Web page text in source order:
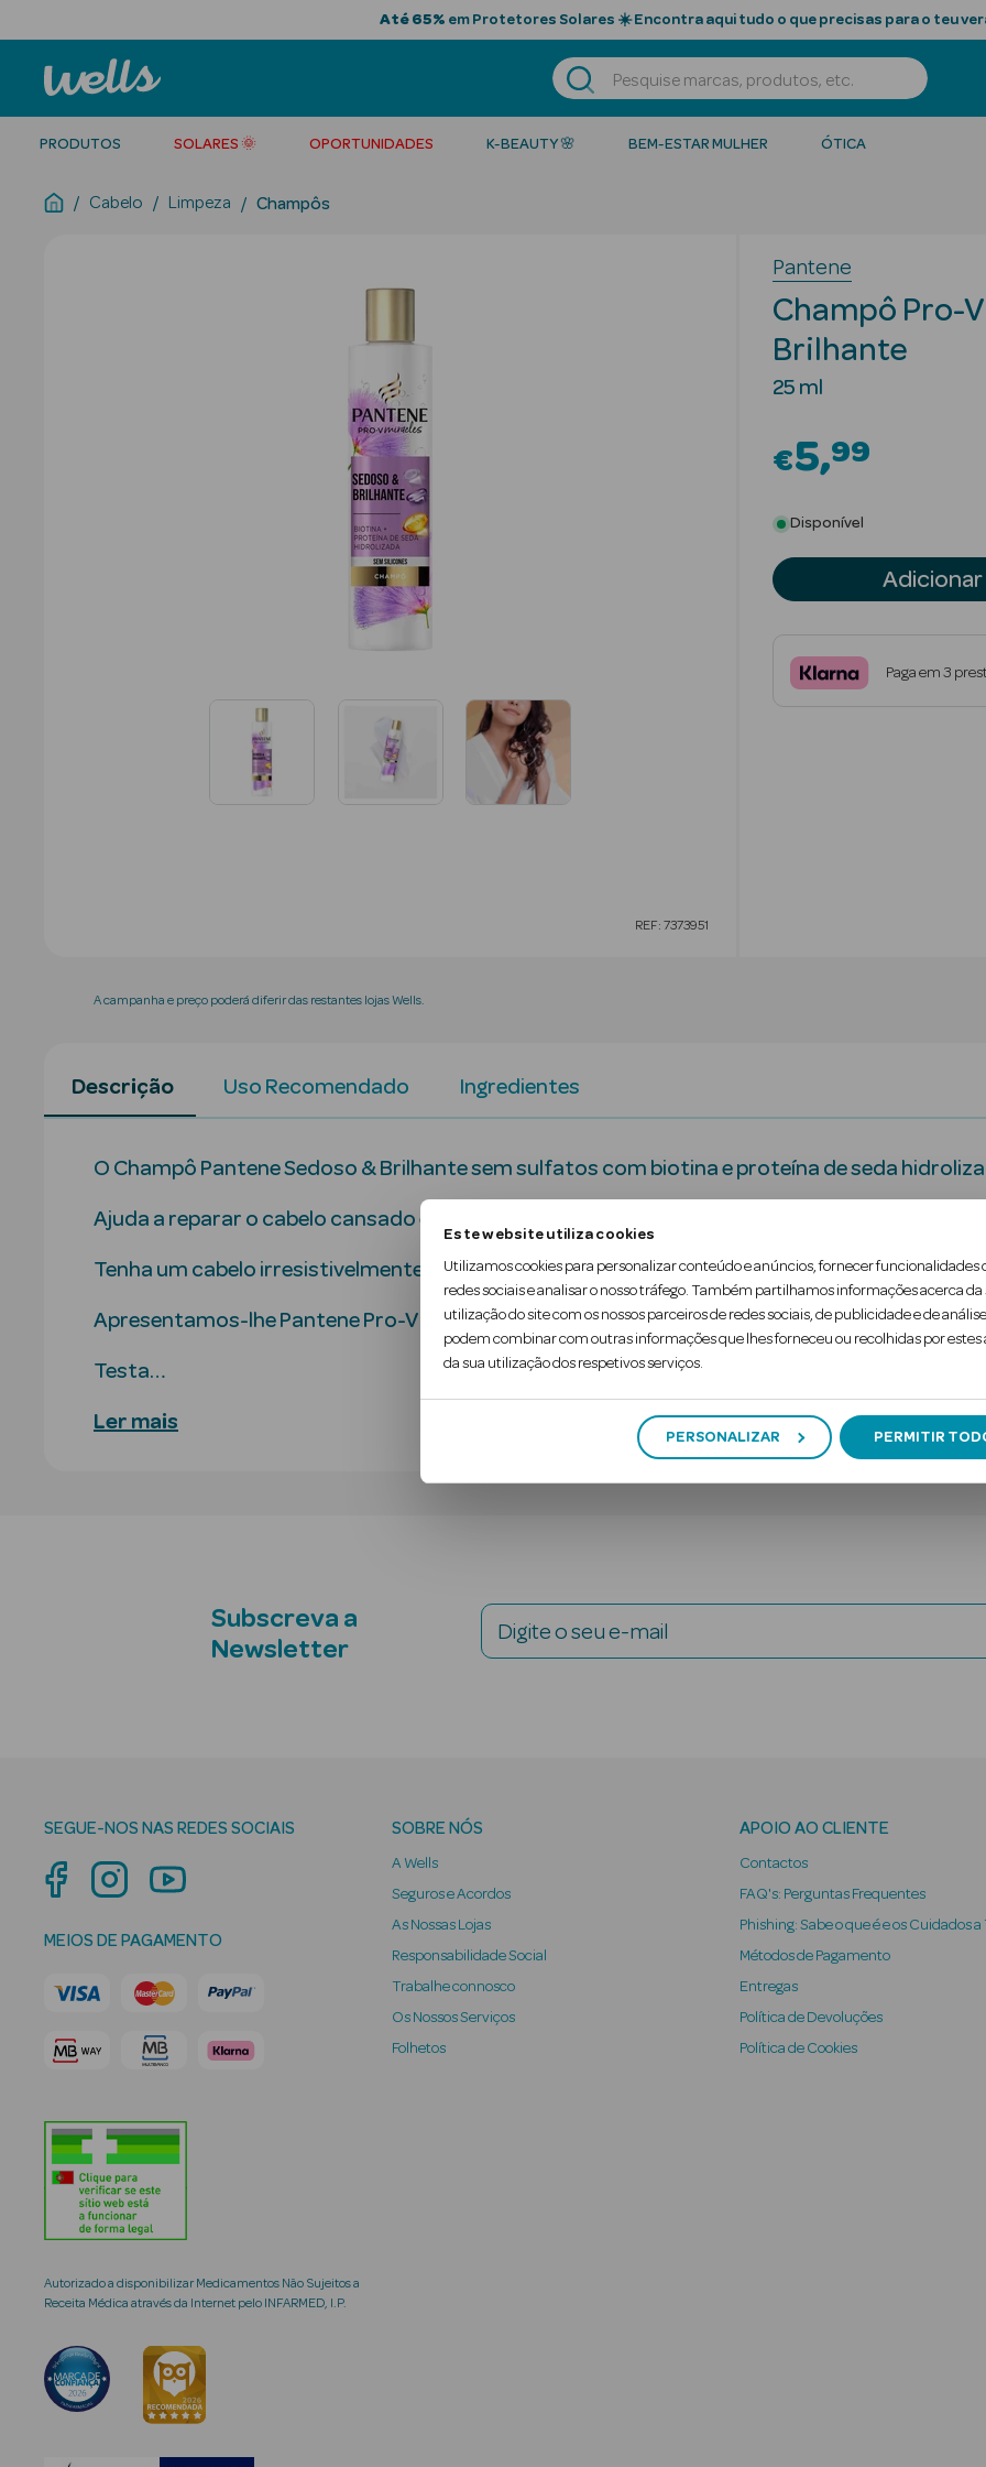
Este website utiliza cookies
Utilizamos cookies para personalizar conteúdo e anúncios, fornecer funcionalidades
redes sociais e analisar o nosso tráfego. Também partilhamos informações acerca da
utilização do site com os nossos parceiros de redes sociais, de publicidade e de
podem combinar com outras informações que lhes forneceu ou recolhidas por estes
da sua utilização dos respetivos serviços.
PERSONALIZAR PERMITIR
Até 65% em Protetores Solares ☀️ Encontra aqui tudo o que precisas para o teu
PRODUTOS SOLARES 🌞 OPORTUNIDADES K-BEAUTY 🌸 BEM-ESTAR MULHER ÓTICA
Cabelo Limpeza Champôs
REF: 7373951
Pantene
Champô Pro-
Brilhante
25 ml
€5 99
Disponível
Adicionar
Paga em 3
A campanha e preço poderá diferir das restantes lojas Wells.
Descrição Uso Recomendado Ingredientes
O Champô Pantene Sedoso & Brilhante sem sulfatos com biotina e proteína de seda
Ajuda a reparar o cabelo cansado e processado.
Tenha um cabelo irresistivelmente macio e que parece seda.
Apresentamos-lhe Pantene Pro-V Miracles, com complexo Pro-V altamente nutritivo para
Testa…
Ler mais
Subscreva a
Newsletter
Digite o seu e-mail
SEGUE-NOS NAS REDES SOCIAIS
MEIOS DE PAGAMENTO
Autorizado a disponibilizar Medicamentos Não Sujeitos a
Receita Médica através da Internet pelo INFARMED, I.P.
SOBRE NÓS
A Wells
Seguros e Acordos
As Nossas Lojas
Responsabilidade Social
Trabalhe connosco
Os Nossos Serviços
Folhetos
APOIO AO CLIENTE
Contactos
FAQ's: Perguntas Frequentes
Phishing: Sabe o que é e os Cuidados a
Métodos de Pagamento
Entregas
Política de Devoluções
Política de Cookies